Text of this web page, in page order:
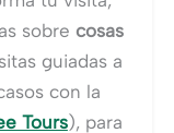
sobre cosas
guiadas a
con la
Tours), para